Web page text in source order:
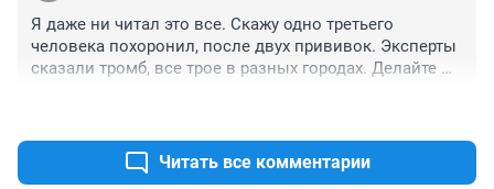
Я даже ни читал это все. Скажу одно третьего
человека похоронил, после двух прививок. Эксперты
сказали тромб, все трое в разных городах. Делайте
Читать все комментарии